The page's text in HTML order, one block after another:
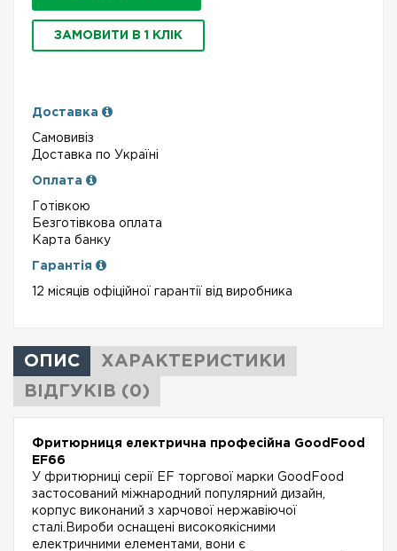
ЗАМОВИТИ В 1 КЛІК
Доставка
Самовивіз
Доставка по Україні
Оплата
Готівкою
Безготівкова оплата
Карта банку
Гарантія
12 місяців офіційної гарантії від виробника
ОПИС
ХАРАКТЕРИСТИКИ
ВІДГУКІВ (0)
Фритюрниця електрична професійна GoodFood
EF66
У фритюрниці серії EF торгової марки GoodFood
застосований міжнародний популярний дизайн,
корпус виконаний з харчової нержавіючої
сталі.Вироби оснащені високоякісними
електричними елементами, вони є